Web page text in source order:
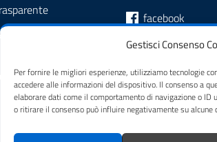
Gestisci Consenso
Per fornire le migliori esperienze, utilizziamo tecnologie
accedere alle informazioni del dispositivo. Il consenso a
elaborare dati come il comportamento di navigazione o ID
o ritirare il consenso può influire negativamente su alcune
facebook